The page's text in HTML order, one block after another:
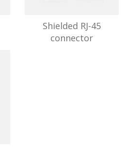
- Аксессуары
обеспечение
Shielded RJ-45
connector